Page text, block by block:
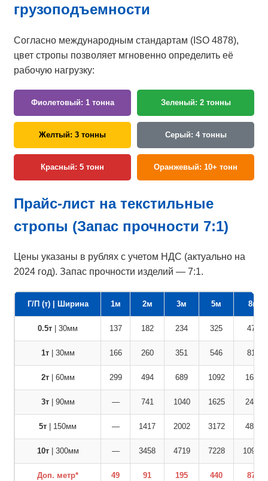
грузоподъемности
Согласно международным стандартам (ISO 4878),
цвет стропы позволяет мгновенно определить её
рабочую нагрузку:
Фиолетовый: 1 тонна Зеленый: 2 тонны
Желтый: 3 тонны Серый: 4 тонны
Красный: 5 тонн Оранжевый: 10+ тонн
Прайс-лист на текстильные
стропы (Запас прочности 7:1)
Цены указаны в рублях с учетом НДС (актуально на
2024 год). Запас прочности изделий — 7:1.
Г/П (т) | Ширина 1м 2м 3м 5м 8м
0.5т | 30мм 137 182 234 325 473
1т| 30мм 166 260 351 546 819
2т| 60мм 299 494 689 1092 1677
3т| 90мм — 741 1040 1625 2483
5т | 150мм — 1417 2002 3172 4888
10т| 300мм — 3458 4719 7228 10972
Доп. метр* 49 91 195 440 870